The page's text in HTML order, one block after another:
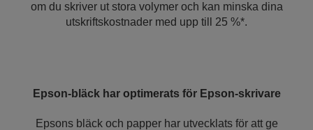
om du skriver ut stora volymer och kan minska dina
utskriftskostnader med upp till 25 %*.
Epson-bläck har optimerats för Epson-skrivare
Epsons bläck och papper har utvecklats för att ge